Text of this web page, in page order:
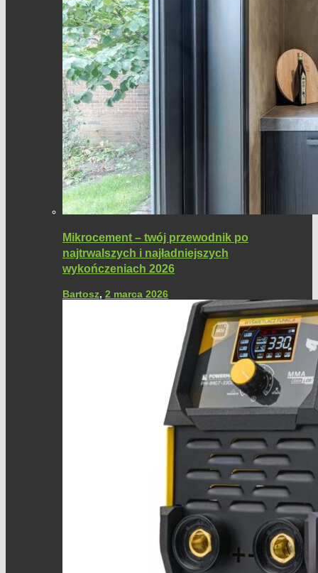
Mikrocement – twój przewodnik po
najtrwalszych i najładniejszych
wykończeniach 2026
Bartosz, 2 marca 2026